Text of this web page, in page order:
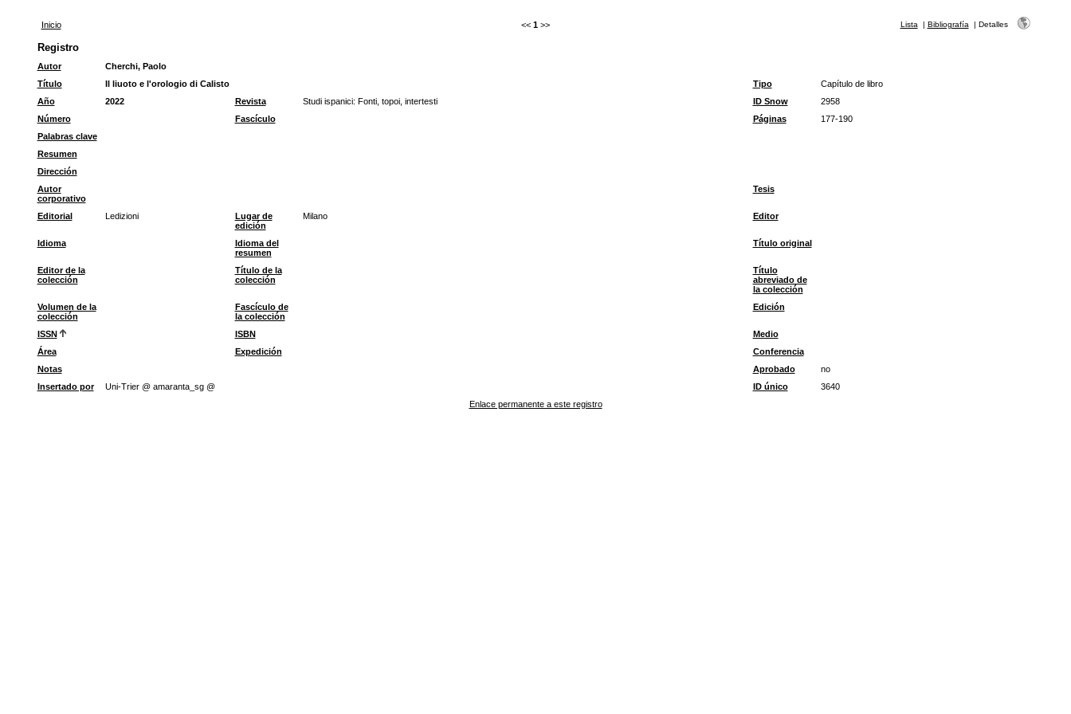
Inicio << 1 >> Lista | Bibliografía | Detalles
Registro
Autor
Cherchi, Paolo
Título
Il liuoto e l'orologio di Calisto Tipo
Capítulo de libro
Año
2022 Revista Studi ispanici: Fonti, topoi, intertesti ID Snow
2958
Número
Fascículo Páginas
177-190
Palabras clave
Resumen
Dirección
Autor
corporativo
Tesis
Editorial Ledizioni
Lugar de
edición
Milano Editor
Idioma
Idioma del
resumen
Título original
Editor de la
colección
Título de la
colección
Título
abreviado de
la colección
Volumen de la
colección
Fascículo de
la colección
Edición
ISSN ISBN
Medio
Área
Expedición
Conferencia
Notas
Aprobado
no
Insertado por
Uni-Trier @ amaranta_sg @ ID único
3640
Enlace permanente a este registro